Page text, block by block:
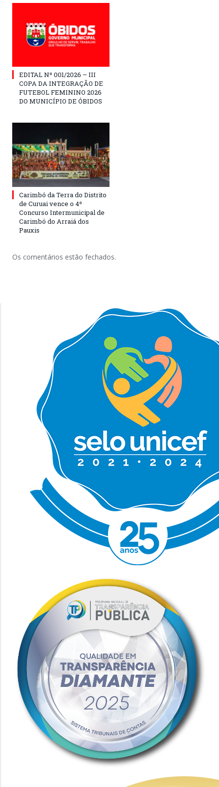
EDITAL Nº 001/2026 – III
COPA DA INTEGRAÇÃO DE
FUTEBOL FEMININO 2026
DO MUNICÍPIO DE ÓBIDOS
Carimbó da Terra do Distrito
de Curuai vence o 4º
Concurso Intermunicipal de
Carimbó do Arraiá dos
Pauxis
Os comentários estão fechados.